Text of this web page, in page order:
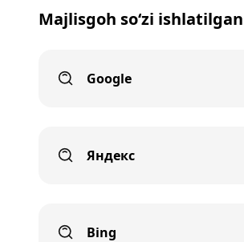
Majlisgoh so‘zi
Google
Яндекс
Bing